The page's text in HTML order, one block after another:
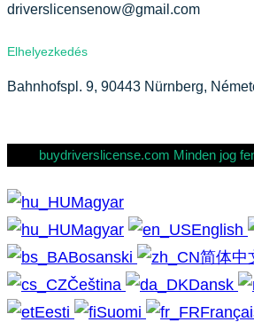
driverslicensenow@gmail.com
Elhelyezkedés
Bahnhofspl. 9, 90443 Nürnberg,
buydriverslicense.com Minden jog
Magyar
Magyar
English
Bosanski
简体中
Čeština
Dansk
Eesti
Suomi